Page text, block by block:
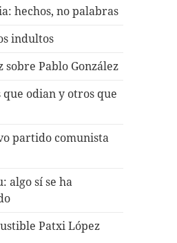
hechos, no palabras
indultos
sobre Pablo González
que odian y otros que
partido comunista
algo sí se ha
Patxi López